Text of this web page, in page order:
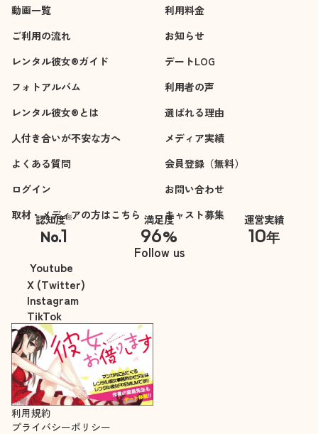
動画一覧
利用料金
ご利用の流れ
お知らせ
レンタル彼女®ガイド
デートLOG
フォトアルバム
利用者の声
レンタル彼女®とは
選ばれる理由
人付き合いが不安な方へ
メディア実績
よくある質問
会員登録（無料）
ログイン
お問い合わせ
取材・メディアの方はこちら
キャスト募集
認知度※
No.1
※自社調べ
満足度
96%
運営実績
10年
Follow us
Youtube
X (Twitter)
Instagram
TikTok
利用規約
プライバシーポリシー